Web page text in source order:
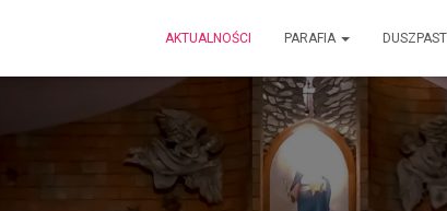
AKTUALNOŚCI PARAFIA